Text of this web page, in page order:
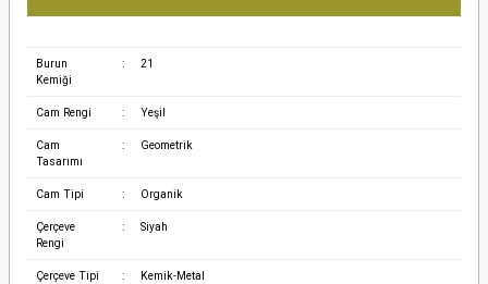
Burun
Kemiği
: 21
Cam Rengi : Yeşil
Cam
Tasarımı
: Geometrik
Cam Tipi : Organik
Çerçeve
Rengi
: Siyah
Çerçeve Tipi : Kemik-Metal